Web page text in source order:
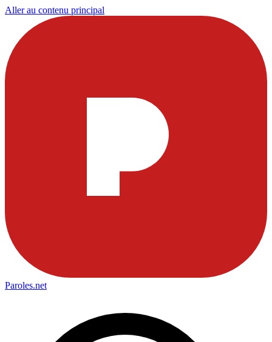
Aller au contenu principal
Paroles.net